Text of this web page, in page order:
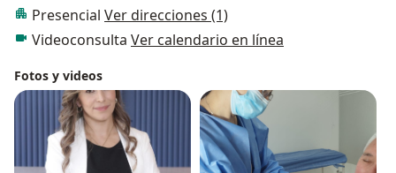
Presencial Ver direcciones (1)
Videoconsulta Ver calendario en línea
Fotos y videos